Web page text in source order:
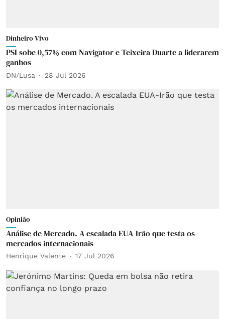
Dinheiro Vivo
PSI sobe 0,57% com Navigator e Teixeira Duarte a liderarem
ganhos
DN/Lusa 28 Jul 2026
Opinião
Análise de Mercado. A escalada EUA-Irão que testa os
mercados internacionais
Henrique Valente 17 Jul 2026